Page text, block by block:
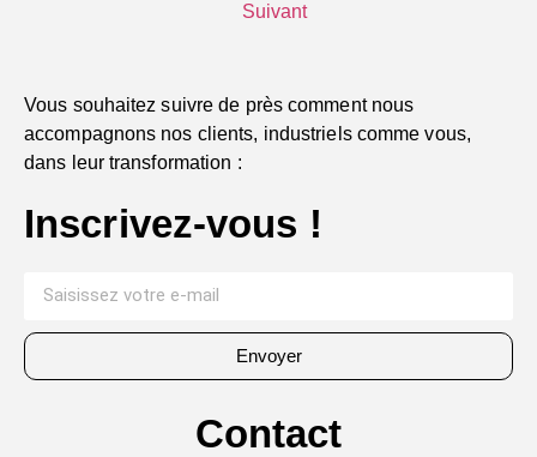
Suivant
Vous souhaitez suivre de près comment nous
accompagnons nos clients, industriels comme vous,
dans leur transformation :
Inscrivez-vous !
Envoyer
Contact